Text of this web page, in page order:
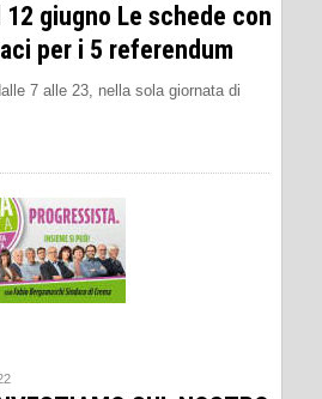
12 giugno Le schede con
per i 5 referendum
7 alle 23, nella sola giornata di